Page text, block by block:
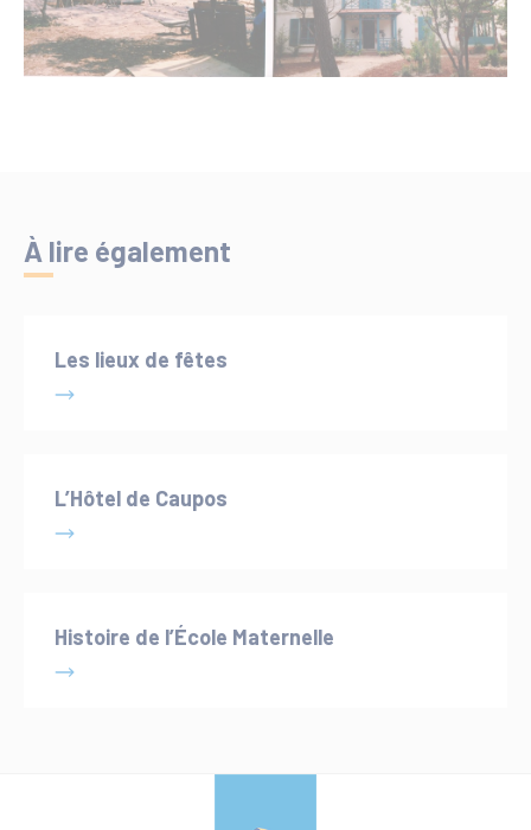
À lire également
Les lieux de fêtes
L’Hôtel de Caupos
Histoire de l’École Maternelle